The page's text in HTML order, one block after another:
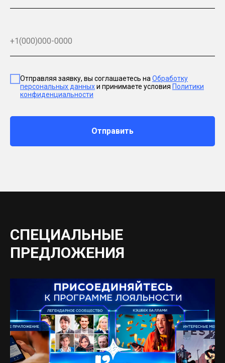
Отправляя заявку, вы соглашаетесь на Обработку
персональных данныхи принимаете условия Политики
конфиденциальности
Отправить
СПЕЦИАЛЬНЫЕ
ПРЕДЛОЖЕНИЯ